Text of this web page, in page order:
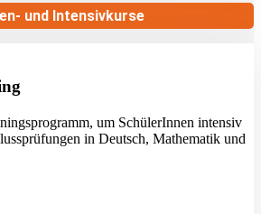
und Intensivkurse
um SchülerInnen intensiv
in Deutsch, Mathematik und